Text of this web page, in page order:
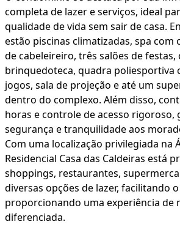
completa de lazer e serviços, ideal
qualidade de vida sem sair de casa.
estão piscinas climatizadas, spa com
de cabeleireiro, três salões de
brinquedoteca, quadra poliesportiva
jogos, sala de projeção e até um
dentro do complexo. Além disso,
horas e controle de acesso rigoroso,
segurança e tranquilidade aos
Com uma localização privilegiada na
Residencial Casa das Caldeiras está
shoppings, restaurantes,
diversas opções de lazer, facilitando
proporcionando uma experiência de
diferenciada.